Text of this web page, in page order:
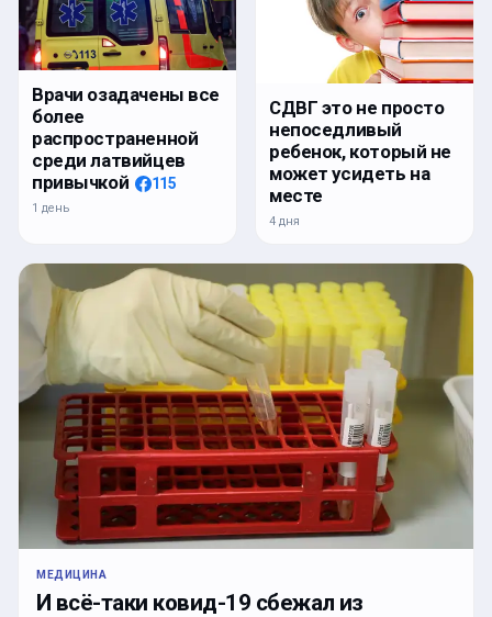
Врачи озадачены все
более
распространенной
среди латвийцев
привычкой
115
1 день
СДВГ это не просто
непоседливый
ребенок, который не
может усидеть на
месте
4 дня
МЕДИЦИНА
И всё-таки ковид-19 сбежал из